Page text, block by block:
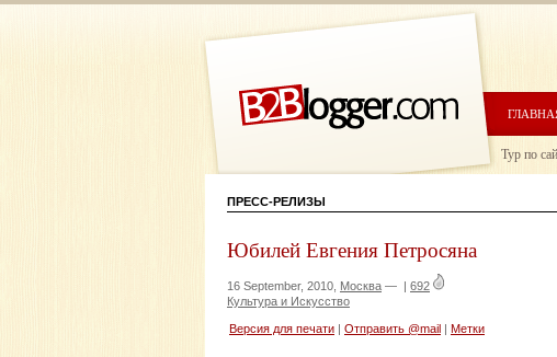
Тур по
ПРЕСС-РЕЛИЗЫ
Юбилей Евгения Петросяна
16 September, 2010, Москва — | 692
Культура и Искусство
Версия для печати Отправить @mail Метки